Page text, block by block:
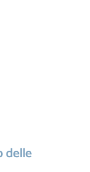
delle